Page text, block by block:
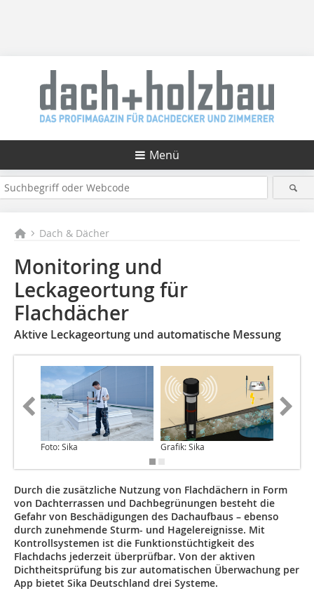
Menü
Dach & Dächer
Monitoring und
Leckageortung für
Flachdächer
Aktive Leckageortung und automatische Messung
Foto: Sika Grafik: Sika
Durch die zusätzliche Nutzung von Flachdächern in Form
von Dachterrassen und Dachbegrünungen besteht die
Gefahr von Beschädigungen des Dachaufbaus – ebenso
durch zunehmende Sturm- und Hagelereignisse. Mit
Kontrollsystemen ist die Funktionstüchtigkeit des
Flachdachs jederzeit überprüfbar. Von der aktiven
Dichtheitsprüfung bis zur automatischen Überwachung per
App bietet Sika Deutschland drei Systeme.